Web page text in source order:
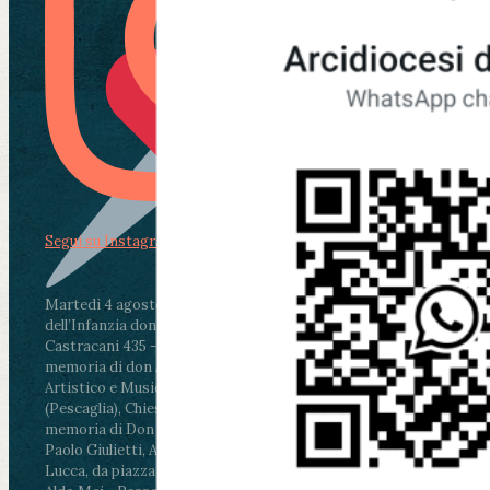
Martedì 4 agosto2026
ore 11:30 - Lucca, Scuola
dell’Infanzia don Aldo Mei - Viale Castruccio
Castracani 435 - Inaugurazione murales in
memoria di don Aldo Mei curato dal Liceo
Artistico e Musicale “Passaglia”
ore 18 - Fiano
(Pescaglia), Chiesa parrocchiale - Messa in
memoria di Don Aldo Mei celebrata da mons.
Paolo Giulietti, Arcivescovo di Lucca
ore 20.30 -
Lucca, da piazza San Michele al Cippo di don
Segui su Instagram